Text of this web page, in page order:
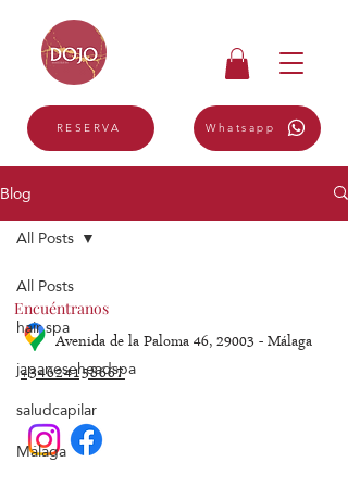
RESERVA Whatsapp
Blog
All Posts
hair spa
japaneseheadspa
saludcapilar
Málaga
All Posts
Encuéntranos
Avenida de la Paloma 46, 29003 - Málaga
+34624158667